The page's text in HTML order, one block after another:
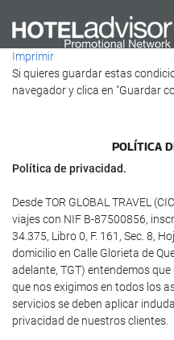
Imprimir
Si quieres guardar estas
navegador y clica en "Guardar
POLÍTICA
Política de privacidad.
Desde TOR GLOBAL TRAVEL
viajes con NIF B-87500856,
34.375, Libro 0, F. 161, Sec. 8,
domicilio en Calle Glorieta de
adelante, TGT) entendemos
que nos exigimos en todos los
servicios se deben aplicar
privacidad de nuestros clientes.